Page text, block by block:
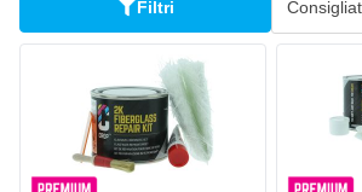
Filtri